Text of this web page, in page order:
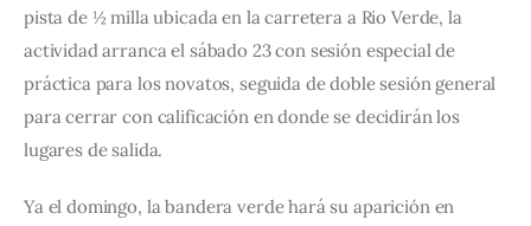
pista de ½ milla ubicada en la carretera a Rio Verde, la
actividad arranca el sábado 23 con sesión especial de
práctica para los novatos, seguida de doble sesión general
para cerrar con calificación en donde se decidirán los
lugares de salida.
Ya el domingo, la bandera verde hará su aparición en